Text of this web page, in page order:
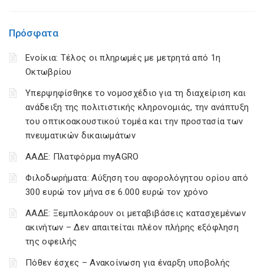
Πρόσφατα
Ενοίκια: Τέλος οι πληρωμές με μετρητά από 1η
Οκτωβρίου
Υπερψηφίσθηκε το νομοσχέδιο για τη διαχείριση και
ανάδειξη της πολιτιστικής κληρονομιάς, την ανάπτυξη
του οπτικοακουστικού τομέα και την προστασία των
πνευματικών δικαιωμάτων
ΑΑΔΕ: Πλατφόρμα myAGRO
Φιλοδωρήματα: Αύξηση του αφορολόγητου ορίου από
300 ευρώ τον μήνα σε 6.000 ευρώ τον χρόνο
ΑΑΔΕ: Ξεμπλοκάρουν οι μεταβιβάσεις κατασχεμένων
ακινήτων – Δεν απαιτείται πλέον πλήρης εξόφληση
της οφειλής
Πόθεν έσχες – Ανακοίνωση για έναρξη υποβολής